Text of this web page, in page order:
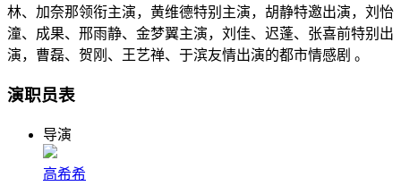
林、加奈那领衔主演，黄维德特别主演，胡静特邀出演，刘怡
潼、成果、邢雨静、金梦翼主演，刘佳、迟蓬、张喜前特别出
演，曹磊、贺刚、王艺禅、于滨友情出演的都市情感剧 。
演职员表
导演
高希希